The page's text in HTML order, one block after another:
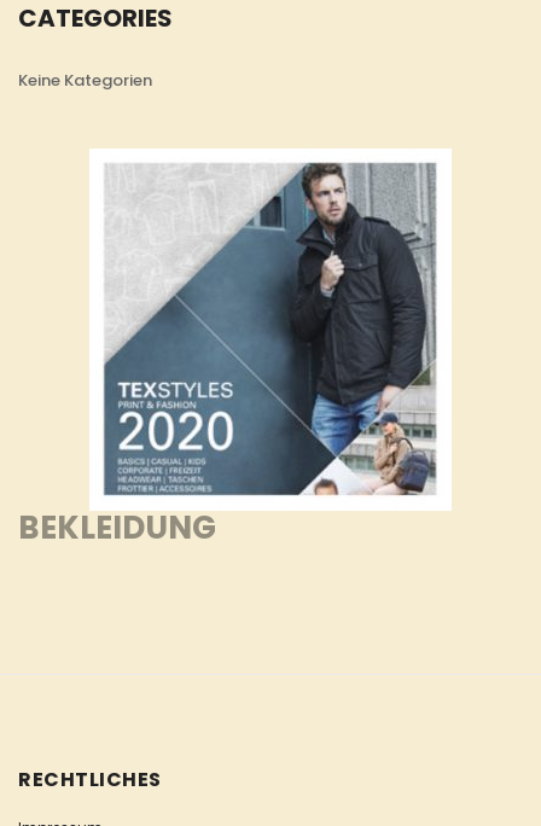
CATEGORIES
Keine Kategorien
BEKLEIDUNG
RECHTLICHES